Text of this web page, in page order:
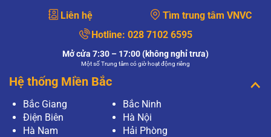
Liên hệ
Tìm trung tâm VNVC
Hotline: 028 7102 6595
Mở cửa 7:30 – 17:00 (không nghỉ trưa)
Một số Trung tâm có giờ hoạt động riêng
Hệ thống Miền Bắc
Bắc Giang
Bắc Ninh
Điện Biên
Hà Nội
Hà Nam
Hải Phòng